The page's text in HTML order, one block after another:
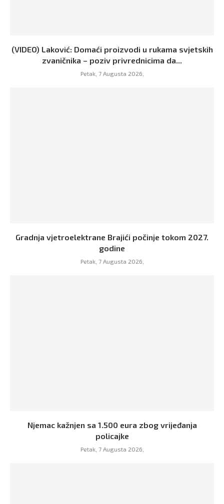
(VIDEO) Laković: Domaći proizvodi u rukama svjetskih
zvaničnika – poziv privrednicima da...
Petak, 7 Augusta 2026,
Gradnja vjetroelektrane Brajići počinje tokom 2027.
godine
Petak, 7 Augusta 2026,
Njemac kažnjen sa 1.500 eura zbog vrijeđanja
policajke
Petak, 7 Augusta 2026,